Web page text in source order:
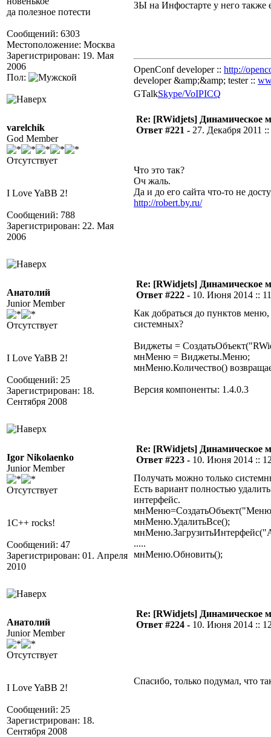
да полезное потести
Сообщений: 6303
Местоположение: Москва
Зарегистрирован: 19. Мая
2006
Пол:
ЗЫ на Инфостарте у него также
OpenConf developer :: http://
developer &amp;&amp; tester ::
GTalkSkype/VoIPICQ
varelchik
God Member
Отсутствует
I Love YaBB 2!
Сообщений: 788
Зарегистрирован: 22. Мая
2006
Re: [RWidjets] Динамическое
Ответ #221 - 27. Декабря 2011
Что это так?
Оч жаль.
Да и до его сайта что-то не
http://robert.by.ru/
Анатолий
Junior Member
Отсутствует
I Love YaBB 2!
Сообщений: 25
Зарегистрирован: 18.
Сентября 2008
Re: [RWidjets] Динамическое
Ответ #222 - 10. Июня 2014 ::
Как добраться до пунктов
системных?
Виджеты =
мнМеню = Виджеты.Меню;
мнМеню.Количество()
Версия компоненты: 1.4.0.3
Igor Nikolaenko
Junior Member
Отсутствует
1C++ rocks!
Сообщений: 47
Зарегистрирован: 01. Апреля
2010
Re: [RWidjets] Динамическое
Ответ #223 - 10. Июня 2014 ::
Получать можно только
Есть вариант полностью
интерфейс.
мнМеню.УдалитьВсе();
.....
мнМеню.Обновить();
Анатолий
Junior Member
Отсутствует
I Love YaBB 2!
Сообщений: 25
Зарегистрирован: 18.
Сентября 2008
Re: [RWidjets] Динамическое
Ответ #224 - 10. Июня 2014 ::
Спасибо, только подумал, что